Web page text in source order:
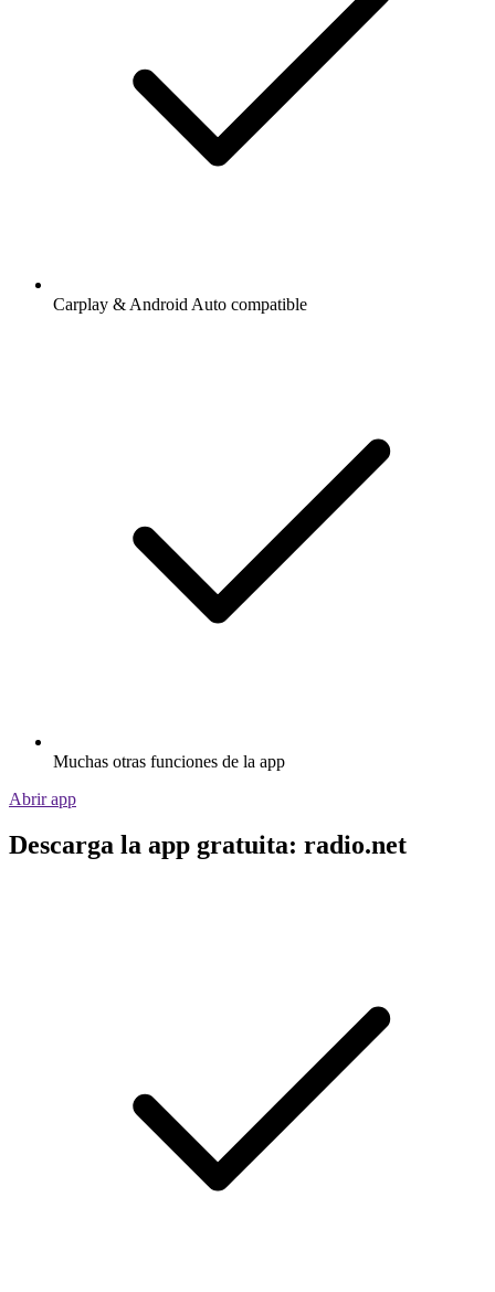
Carplay & Android Auto compatible
Muchas otras funciones de la app
Abrir app
Descarga la app gratuita: radio.net